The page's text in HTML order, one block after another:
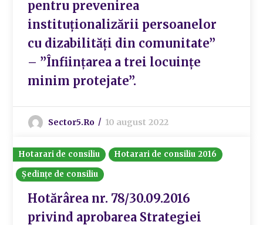
pentru prevenirea
instituționalizării persoanelor
cu dizabilități din comunitate”
– ”Înființarea a trei locuințe
minim protejate”.
Sector5.ro 10 august 2022
Hotarari de consiliu
Hotarari de consiliu 2016
Ședințe de consiliu
Hotărârea nr. 78/30.09.2016
privind aprobarea Strategiei